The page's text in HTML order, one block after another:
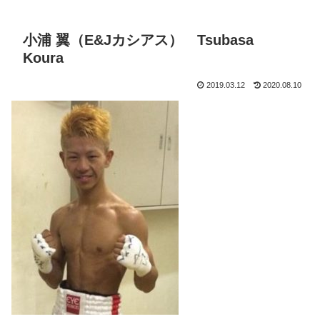
小浦 翼（E&Jカシアス） Tsubasa
Koura
2019.03.12 2020.08.10